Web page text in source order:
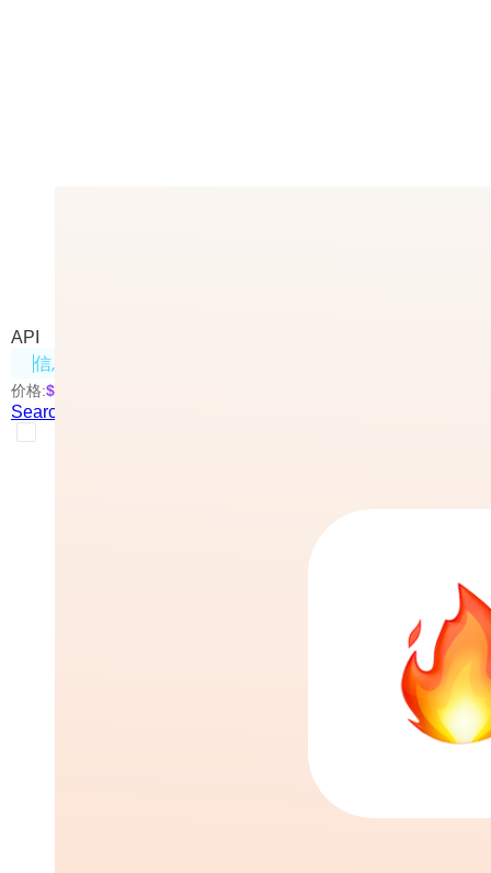
API
信息处理
价格:$0.005
Search